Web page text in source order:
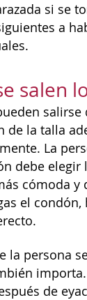
si se
a
salen
salirse
de la talla
La
debe elegir
cómoda y
el
la persona
de